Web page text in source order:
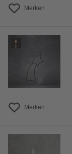
Merken
Merken